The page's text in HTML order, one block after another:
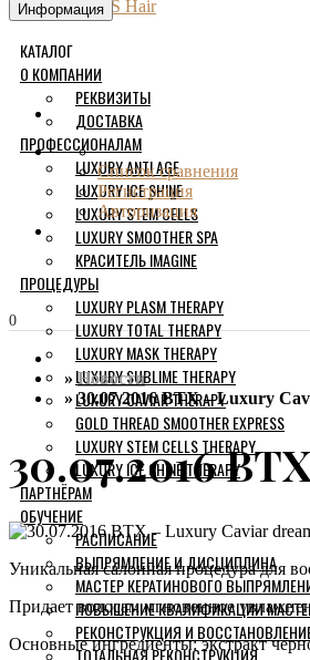
Информация
КАТАЛОГ
О КОМПАНИИ
РЕКВИЗИТЫ
ДОСТАВКА
ПРОФЕССИОНАЛАМ
LUXURY ANTI AGE
LUXURY ICE SHINE
LUXURY STEM CELLS
LUXURY SMOOTHER SPA
КРАСИТЕЛЬ IMAGINE
ПРОЦЕДУРЫ
LUXURY PLASM THERAPY
LUXURY TOTAL THERAPY
LUXURY MASK THERAPY
LUXURY SUBLIME THERAPY
LUXURY CAVIAR THERAPY
GOLD THREAD SMOOTHER EXPRESS
LUXURY STEM CELLS THERAPY
LUXURY ICE SHINE THERAPY
ПАРТНЁРАМ
ОБУЧЕНИЕ
РАСПИСАНИЕ
ВЫПРЯМЛЕНИЕ И ДИСЦИПЛИНА
МАСТЕР КЕРАТИНОВОГО
ПОВЫШЕНИЕ КВАЛИФИКАЦИИ
РЕКОНСТРУКЦИЯ И
ТОТАЛЬНАЯ РЕКОНСТРУКЦИЯ
Список сравнения
Регистрация
Авторизация
0
Новости
30.07.2016 BTX – Luxury
30.07.2016
Уникальная салонная процедура для
Придает волосам мгновенное
Основные ингредиенты: экстракт